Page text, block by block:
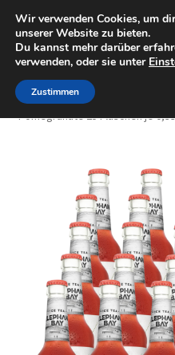
Zur
Navigation
springen
Zum
Inhalt
springen
Minigolfartikel
Shop
Mein Konto
Start Getränke
Pomegranate 25 Flaschen je
Wir verwenden Cookies, um
unserer Website zu bieten.
Du kannst mehr darüber
verwenden, oder sie unter
Zustimmen